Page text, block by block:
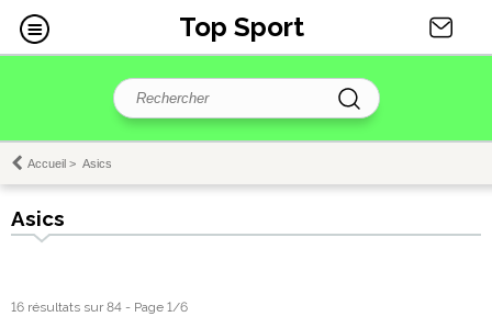
Top Sport
Accueil > Asics
Asics
16 résultats sur 84 - Page 1/6